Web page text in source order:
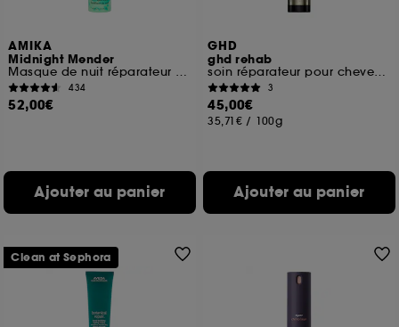
AMIKA
Midnight Mender
Masque de nuit réparateur fortifiant
434
52,00€
Ajouter au panier
GHD
ghd rehab
soin réparateur pour cheveux abîmés
3
45,00€
35,71€ / 100g
Ajouter au panier
Clean at Sephora